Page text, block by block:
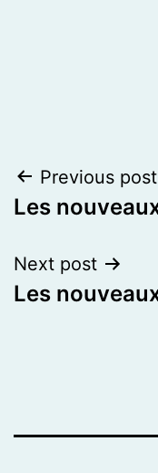
Post
Previous post
Les
Next post
Les